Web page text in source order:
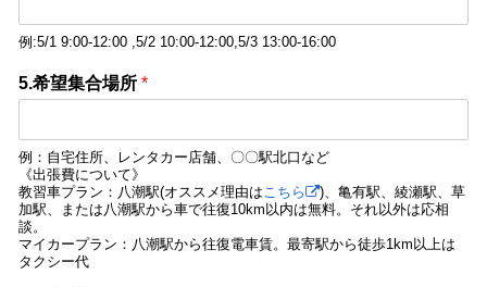
例:5/1 9:00-12:00 ,5/2 10:00-12:00,5/3 13:00-16:00
5.希望集合場所 *
例：自宅住所、レンタカー店舗、〇〇駅北口など
《出張費について》
教習車プラン：八潮駅(オススメ理由は こちら
)、亀有駅、綾瀬駅、草
加駅、または八潮駅から車で往復10km以内は無料。それ以外は応相
談。
マイカープラン：八潮駅から往復電車賃。最寄駅から徒歩1km以上は
タクシー代